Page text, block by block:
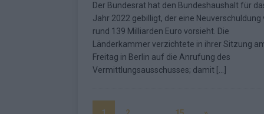
Der Bundesrat hat den Bundeshaushalt für
Jahr 2022 gebilligt, der eine Neuverschuldung
rund 139 Milliarden Euro vorsieht. Die
Länderkammer verzichtete in ihrer Sitzung
Freitag in Berlin auf die Anrufung des
Vermittlungsausschusses; damit